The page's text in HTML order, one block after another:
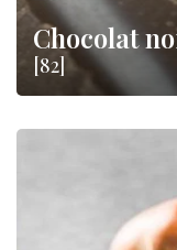
Chocolat
[82]